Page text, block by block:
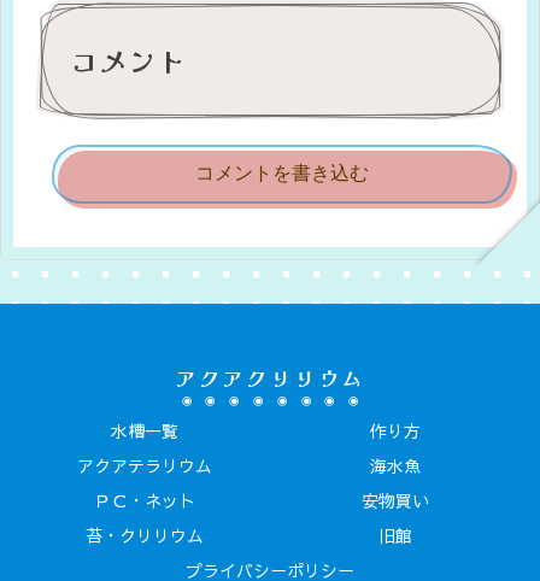
コメント
コメントを書き込む
アクアクリリウム
水槽一覧
作り方
アクアテラリウム
海水魚
ＰＣ・ネット
安物買い
苔・クリリウム
旧館
プライバシーポリシー